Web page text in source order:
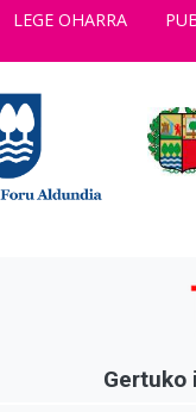
LEGE OHARRA
Gertuko